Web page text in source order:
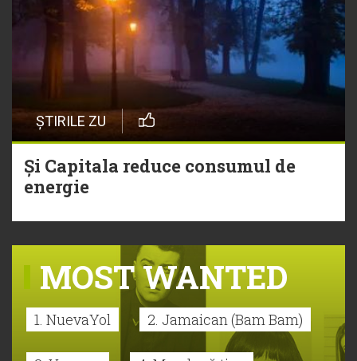
ȘTIRILE ZU
Și Capitala reduce consumul de
energie
MOST WANTED
1. NuevaYol 2. Jamaican (Bam Bam)